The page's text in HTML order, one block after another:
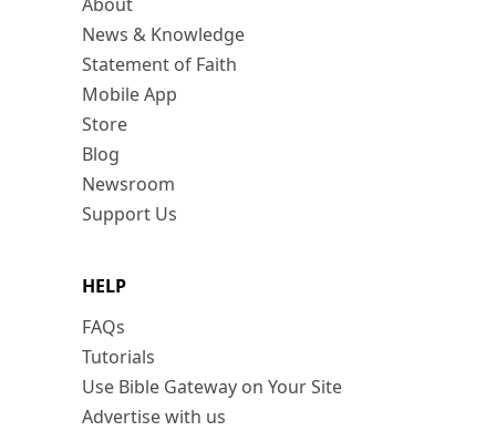
News & Knowledge
Statement of Faith
Mobile App
Store
Blog
Newsroom
Support Us
HELP
FAQs
Tutorials
Use Bible Gateway on Your Site
Advertise with us